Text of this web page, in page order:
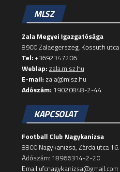
MLSZ
Zala Megyei Igazgatósága
8900 Zalaegerszeg, Kossuth
Tel:+3692347206
Weblap: zala.mlsz.hu
E-mail: zala@mlsz.hu
Adószám: 19020848-2-44
KAPCSOLAT
Football Club Nagykanizsa
8800 Nagykanizsa, Zárda utca 16.
Adószám: 18966314-2-20
Email:ufcnagykanizsa@gmail.com